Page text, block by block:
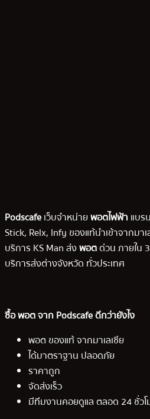
Podscafeเว็บจำหน่ายพอตไฟฟ้า แบร
Stick, Relx, Infy ของแท้นำเข้าจากม
บริการ KS Man ส่งพอตด่วน ภายใน
บริการส่งต่างจังหวัด ทั่วประเทศ
ซื้อ พอต จาก Podscafe ดีกว่ายังไง
พอต ของแท้ จากมาเลเซีย
ได้มาตราฐาน ปลอดภัย
ราคาถูก
จัดส่งเร็ว
มีทีมงานคอยดูแล ตลอด 24 ชั่วโ